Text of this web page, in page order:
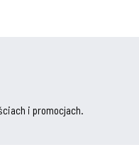
i promocjach.